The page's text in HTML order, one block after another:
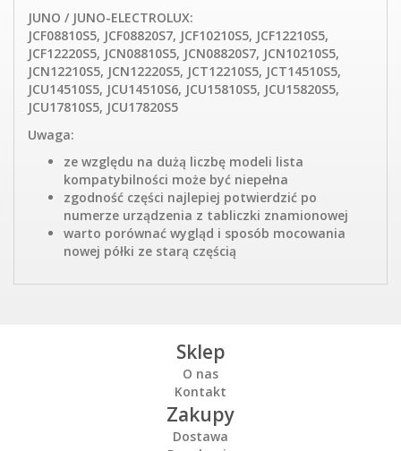
JUNO / JUNO-ELECTROLUX:
JCF08810S5, JCF08820S7, JCF10210S5, JCF12210S5,
JCF12220S5, JCN08810S5, JCN08820S7, JCN10210S5,
JCN12210S5, JCN12220S5, JCT12210S5, JCT14510S5,
JCU14510S5, JCU14510S6, JCU15810S5, JCU15820S5,
JCU17810S5, JCU17820S5
Uwaga:
ze względu na dużą liczbę modeli lista
kompatybilności może być niepełna
zgodność części najlepiej potwierdzić po
numerze urządzenia z tabliczki znamionowej
warto porównać wygląd i sposób mocowania
nowej półki ze starą częścią
Sklep
O nas
Kontakt
Zakupy
Dostawa